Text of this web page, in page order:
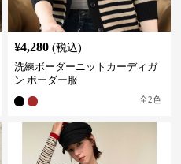
¥4,280 (税込)
洗練ボーダーニットカーディガ
ン ボーダー服
全2色